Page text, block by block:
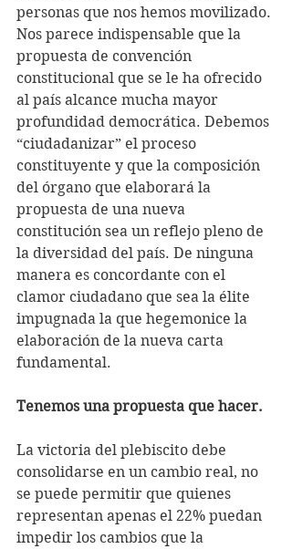
personas que nos hemos movilizado.
Nos parece indispensable que la
propuesta de convención
constitucional que se le ha ofrecido
al país alcance mucha mayor
profundidad democrática. Debemos
“ciudadanizar” el proceso
constituyente y que la composición
del órgano que elaborará la
propuesta de una nueva
constitución sea un reflejo pleno de
la diversidad del país. De ninguna
manera es concordante con el
clamor ciudadano que sea la élite
impugnada la que hegemonice la
elaboración de la nueva carta
fundamental.
Tenemos una propuesta que hacer.
La victoria del plebiscito debe
consolidarse en un cambio real, no
se puede permitir que quienes
representan apenas el 22% puedan
impedir los cambios que la